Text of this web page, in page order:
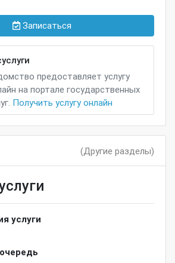
Записаться
предоставляет услугу
на портале государственных
Получить услугу онлайн
(Другие разделы)
услуги